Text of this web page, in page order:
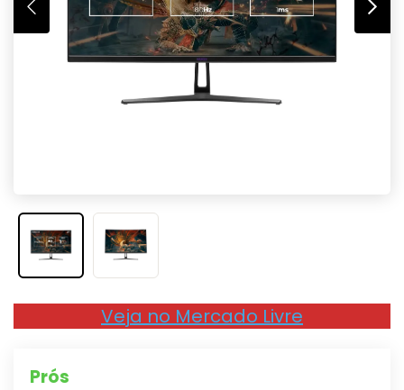
Veja no Mercado Livre
Prós